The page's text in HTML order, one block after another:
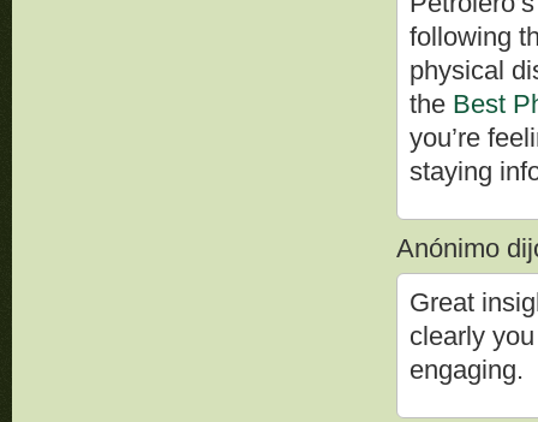
following
physical
the Best
you’re
staying
Anónimo
Great
clearly
engaging.